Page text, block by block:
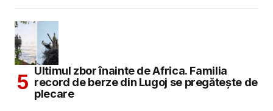
Ultimul zbor înainte de Africa. Familia
record de berze din Lugoj se pregătește de
plecare